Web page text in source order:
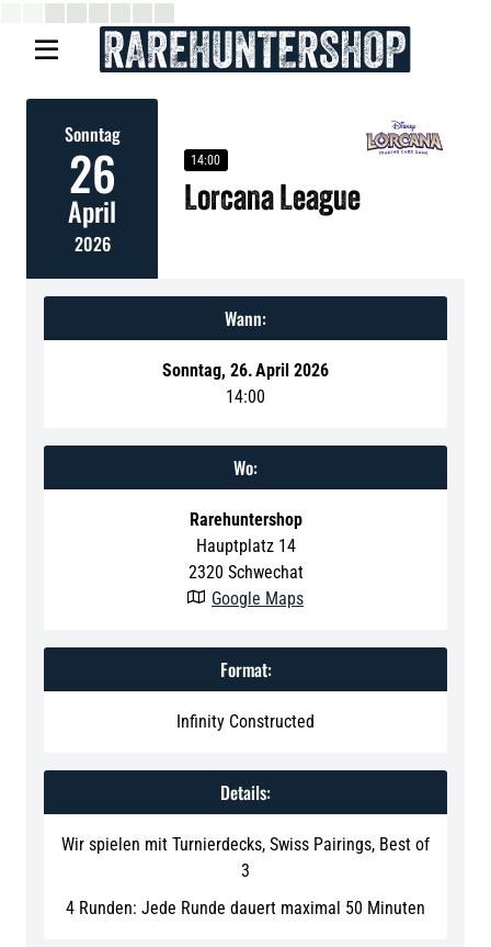

Sonntag
26
April
2026
14:00
Lorcana League
Wann:
Sonntag, 26.April 2026
14:00
Wo:
Rarehuntershop
Hauptplatz 14
2320 Schwechat
 Google Maps
Format:
Infinity Constructed
Details:
Wir spielen mit Turnierdecks, Swiss Pairings, Best of
3
4 Runden: Jede Runde dauert maximal 50 Minuten